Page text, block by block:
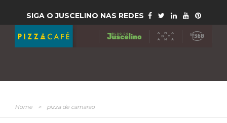
SIGA O JUSCELINO NAS REDES
Home > pizza de camarao